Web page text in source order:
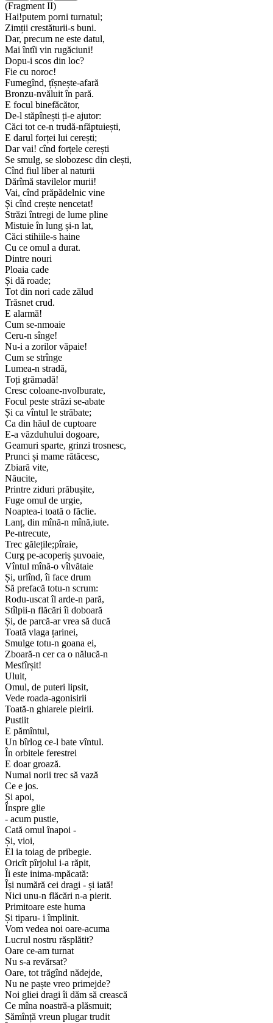
(Fragment II)
Hai!putem porni turnatul;
Zimții crestăturii-s buni.
Dar, precum ne este datul,
Mai întîi vin rugăciuni!
Dopu-i scos din loc?
Fie cu noroc!
Fumegînd, țîșnește-afară
Bronzu-nvăluit în pară.
E focul binefăcător,
De-l stăpînești ți-e ajutor:
Căci tot ce-n trudă-nfăptuiești,
E darul forței lui cerești;
Dar vai! cînd forțele cerești
Se smulg, se slobozesc din clești,
Cînd fiul liber al naturii
Dărîmă stavilelor murii!
Vai, cînd prăpădelnic vine
Și cînd crește nencetat!
Străzi întregi de lume pline
Mistuie în lung și-n lat,
Căci stihiile-s haine
Cu ce omul a durat.
Dintre nouri
Ploaia cade
Și dă roade;
Tot din nori cade zălud
Trăsnet crud.
E alarmă!
Cum se-nmoaie
Ceru-n sînge!
Nu-i a zorilor văpaie!
Cum se strînge
Lumea-n stradă,
Toți grămadă!
Cresc coloane-nvolburate,
Focul peste străzi se-abate
Și ca vîntul le străbate;
Ca din hăul de cuptoare
E-a văzduhului dogoare,
Geamuri sparte, grinzi trosnesc,
Prunci și mame rătăcesc,
Zbiară vite,
Năucite,
Printre ziduri prăbușite,
Fuge omul de urgie,
Noaptea-i toată o făclie.
Lanț, din mînă-n mînă,iute.
Pe-ntrecute,
Trec gălețile;pîraie,
Curg pe-acoperiș șuvoaie,
Vîntul mînă-o vîlvătaie
Și, urlînd, îi face drum
Să prefacă totu-n scrum:
Rodu-uscat îl arde-n pară,
Stîlpii-n flăcări îi doboară
Și, de parcă-ar vrea să ducă
Toată vlaga țarinei,
Smulge totu-n goana ei,
Zboară-n cer ca o nălucă-n
Mesfîrșit!
Uluit,
Omul, de puteri lipsit,
Vede roada-agonisirii
Toată-n ghiarele pieirii.
Pustiit
E pămîntul,
Un bîrlog ce-l bate vîntul.
În orbitele ferestrei
E doar groază.
Numai norii trec să vază
Ce e jos.
Și apoi,
Înspre glie
- acum pustie,
Cată omul înapoi -
Și, vioi,
El ia toiag de pribegie.
Oricît pîrjolul i-a răpit,
Îi este inima-mpăcată:
Își numără cei dragi - și iată!
Nici unu-n flăcări n-a pierit.
Primitoare este huma
Și tiparu- i împlinit.
Vom vedea noi oare-acuma
Lucrul nostru răsplătit?
Oare ce-am turnat
Nu s-a revărsat?
Oare, tot trăgînd nădejde,
Nu ne paște vreo primejde?
Noi gliei dragi îi dăm să crească
Ce mîna noastră-a plăsmuit;
Sămînță vreun plugar trudit